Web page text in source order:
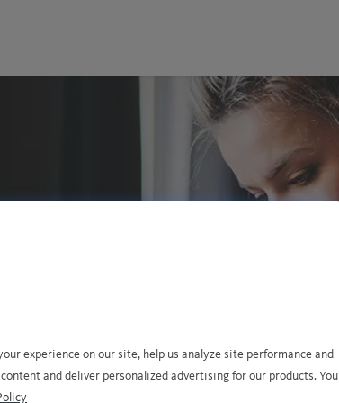
experience on our site, help us analyze site performance and
and deliver personalized advertising for our products. You